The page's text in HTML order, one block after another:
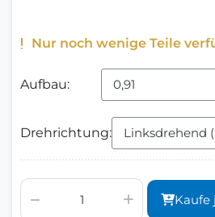
Nur noch wenige Teile
Aufbau:
Drehrichtung:
Kaufe